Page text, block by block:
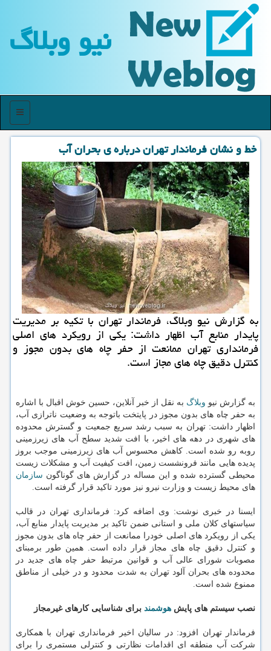
نیو وبلاگ
منو
خط و نشان فرماندار تهران درباره ی بحران آب
به گزارش نیو وبلاگ، فرماندار تهران با تکیه بر مدیریت
پایدار منابع آب اظهار داشت: یکی از رویکرد های اصلی
فرمانداری تهران ممانعت از حفر چاه های بدون مجوز و
کنترل دقیق چاه های مجاز است.
به گزارش نیو وبلاگ به نقل از خبر آنلاین، حسین خوش اقبال با اشاره
به حفر چاه های بدون مجوز در پایتخت باتوجه به وضعیت ناترازی آب،
اظهار داشت: تهران به سبب رشد سریع جمعیت و گسترش محدوده
های شهری در دهه های اخیر، با افت شدید سطح آب های زیرزمینی
روبه رو شده است. کاهش محسوس آب های زیرزمینی موجب بروز
پدیده هایی مانند فرونشست زمین، افت کیفیت آب و مشکلات زیست
محیطی گسترده شده و این مساله در گزارش های گوناگون سازمان
های محیط زیست و وزارت نیرو نیز مورد تاکید قرار گرفته است.
ایسنا در خبری نوشت: وی اضافه کرد: فرمانداری تهران در قالب
سیاستهای کلان ملی و استانی ضمن تاکید بر مدیریت پایدار منابع آب،
یکی از رویکرد های اصلی خودرا ممانعت از حفر چاه های بدون مجوز
و کنترل دقیق چاه های مجاز قرار داده است. همین طور برمبنای
مصوبات شورای عالی آب و قوانین مرتبط حفر چاه های جدید در
محدوده های بحران آلود تهران به شدت محدود و در خیلی از مناطق
ممنوع شده است.
نصب سیستم های پایش هوشمند برای شناسایی کارهای غیرمجاز
فرماندار تهران افزود: در سالیان اخیر فرمانداری تهران با همکاری
شرکت آب منطقه ای اقدامات نظارتی و کنترلی مستمری را برای